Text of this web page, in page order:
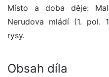
Místo a doba děje:
Nerudova mládí (1. pol.
rysy.
Obsah díla